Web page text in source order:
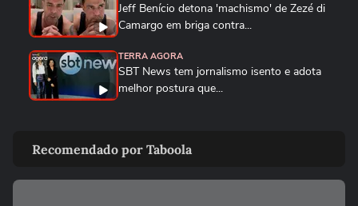
Jeff Benício detona 'machismo' de Zezé di
Camargo em briga contra...
TERRA AGORA
SBT News tem jornalismo isento e adota
melhor postura que...
edição e sucesso de A...
TERRA AGORA
Recomendado por Taboola